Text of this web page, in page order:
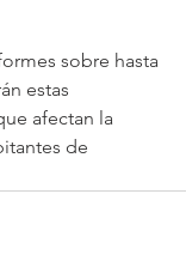
sobre hasta
estas
afectan la
de